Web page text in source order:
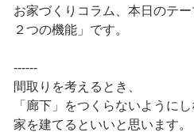
お家づくりコラム、本日のテ
２つの機能」です。
------
間取りを考えるとき、
「廊下」をつくらないように
家を建てるといいと思います。